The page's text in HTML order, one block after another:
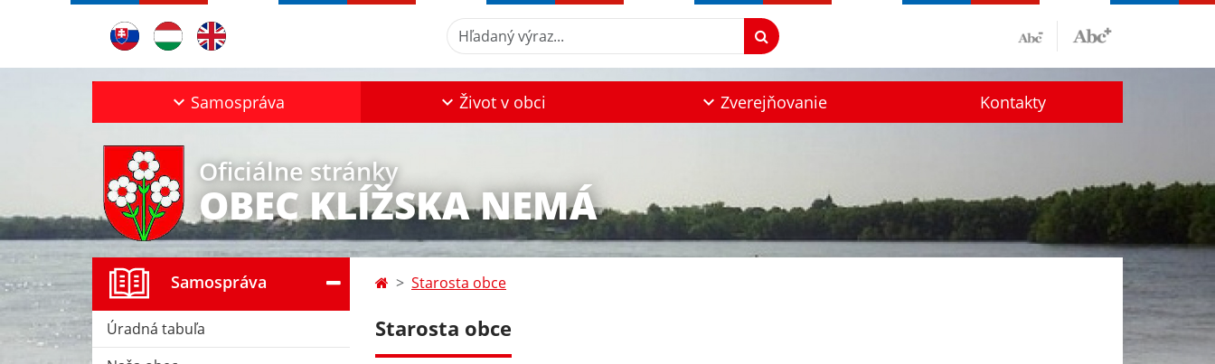
Hľadaný výraz...
Samospráva Život v obci Zverejňovanie Kontakty
Oficiálne stránky
OBEC KLÍŽSKA NEMÁ
Samospráva
Úradná tabuľa
Starosta obce
Starosta obce